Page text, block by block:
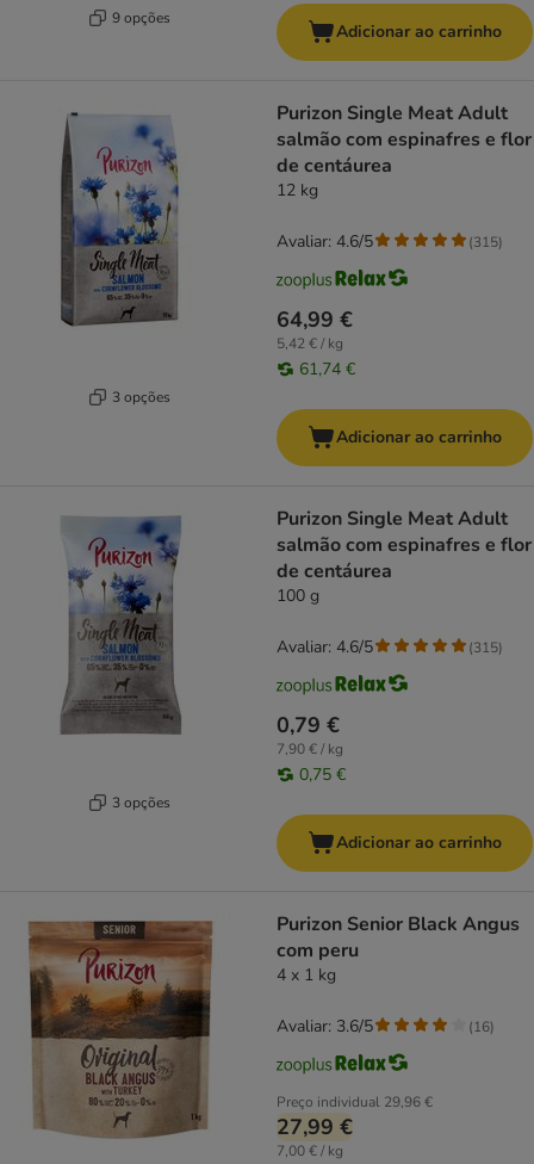
9 opções
Adicionar ao carrinho
3 opções
Purizon Single Meat Adult
salmão com espinafres e flor
de centáurea
12 kg
64,99 €
5,42 € / kg
61,74 €
Avaliar: 4.6/5 (315)
Adicionar ao carrinho
3 opções
Purizon Single Meat Adult
salmão com espinafres e flor
de centáurea
100 g
0,79 €
7,90 € / kg
0,75 €
Avaliar: 4.6/5 (315)
Adicionar ao carrinho
Purizon Senior Black Angus
com peru
4 x 1 kg
Preço individual 29,96 €
27,99 €
7,00 € / kg
Avaliar: 3.6/5 (16)